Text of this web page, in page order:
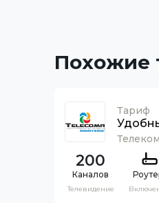
Похожие
Тариф
200
Каналов
Телевидение